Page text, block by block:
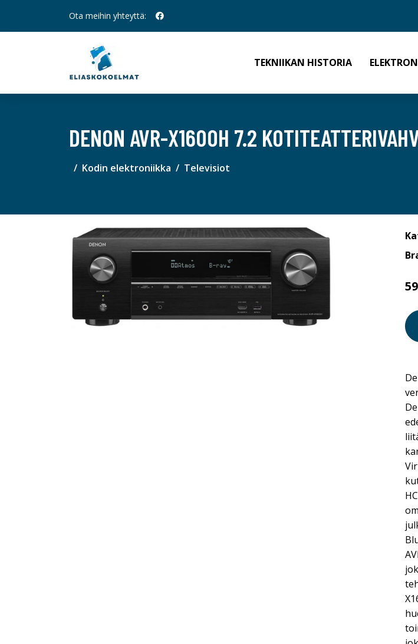
Ota meihin yhteyttä:
TEKNIIKAN HISTORIA
DENON AVR-X1600H 7.2
Kodin elektroniikka Televisiot